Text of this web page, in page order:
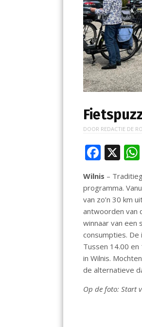
DOOR REDACTIE DE
F
ac
e
b
o
o
k
X
Wilnis –
programma.
van zo’n 30 km
antwoorden van
winnaar van een
consumpties.
Tussen 14.00
in Wilnis.
de alternatieve
Op de foto: Start